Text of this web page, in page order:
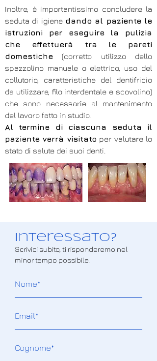
Inoltre, è importantissimo concludere la
seduta di igiene dando al paziente le
istruzioni per eseguire la pulizia
che effettuerà tra le pareti
domestiche (corretto utilizzo dello
spazzolino manuale o elettrico, uso del
collutorio, caratteristiche del dentifricio
da utilizzare, filo interdentale e scovolino)
che sono necessarie al mantenimento
del lavoro fatto in studio.
Al termine di ciascuna seduta il
paziente verrà visitato per valutare lo
stato di salute dei suoi denti.
Interessato?
Scrivici subito, ti risponderemo nel
minor tempo possibile.